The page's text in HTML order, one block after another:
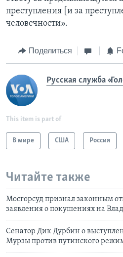
преступления [и за
человечности».
Поделиться
Русская служба
This item is part of
В мире США Россия
Читайте также
Мосгорсуд признал законным
заявления о покушениях на
Сенатор Дик Дурбин о
Мурзы против путинского